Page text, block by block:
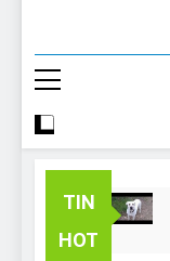
TIN
HOT